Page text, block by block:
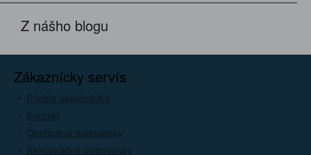
Z nášho blogu
Zákaznícky servís
Rýchla objednávka
Kontakt
Obchodné podmienky
Reklamačné podmienky